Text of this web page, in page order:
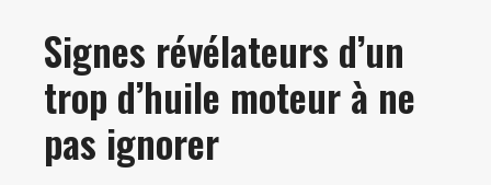
Signes révélateurs d’un
trop d’huile moteur à ne
pas ignorer